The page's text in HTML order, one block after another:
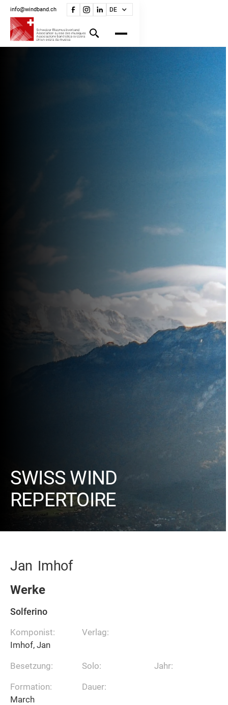
info@windband.ch DE
SWISS WIND
REPERTOIRE
Jan Imhof
Werke
Solferino
Komponist:
Imhof, Jan
Besetzung:
Formation:
March
Verlag:
Solo:
Dauer:
Jahr: